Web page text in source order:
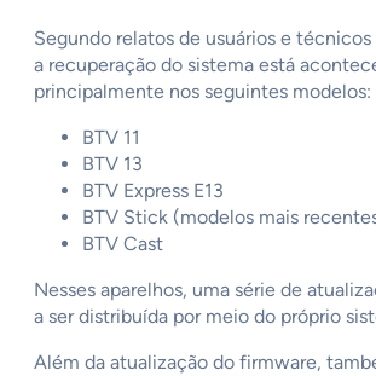
Segundo relatos de usuários e
a recuperação do sistema está
principalmente nos seguintes modelos:
BTV 11
BTV 13
BTV Express E13
BTV Stick (modelos mais
BTV Cast
Nesses aparelhos, uma série de
a ser distribuída por meio do próprio
Além da atualização do firmware,